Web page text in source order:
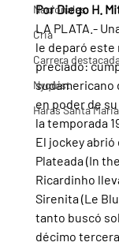
Nacionales
Cria
Carrera
Nyquist
Haras Santa
Por Diego H.
LA PLATA.-
le deparó este
preciado:
sudamericano
en poder de
la temporada
El jockey
Plateada (In
Ricardinho
Sirenita (Le
tanto buscó
décimo